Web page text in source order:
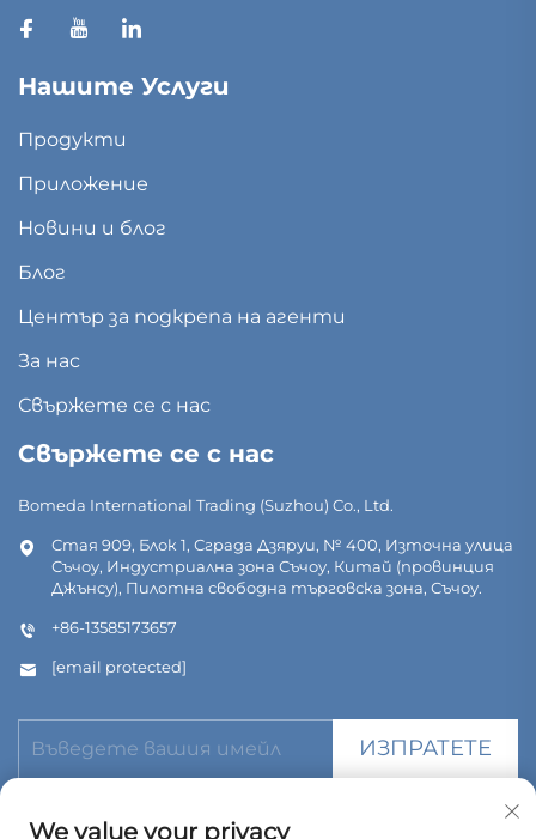
Нашите Услуги
Продукти
Приложение
Новини и блог
Блог
Център за подкрепа на агенти
За нас
Свържете се с нас
Свържете се с нас
Bomeda International Trading (Suzhou) Co., Ltd.
Стая 909, Блок 1, Сграда Дзяруи, № 400, Източна улица
Съчоу, Индустриална зона Съчоу, Китай (провинция
Джънсу), Пилотна свободна търговска зона, Съчоу.
+86-13585173657
[email protected]
ИЗПРАТЕТЕ
We value your privacy